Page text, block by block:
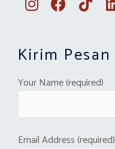
Kirim Pesan
Your Name (required)
Email Address (required)